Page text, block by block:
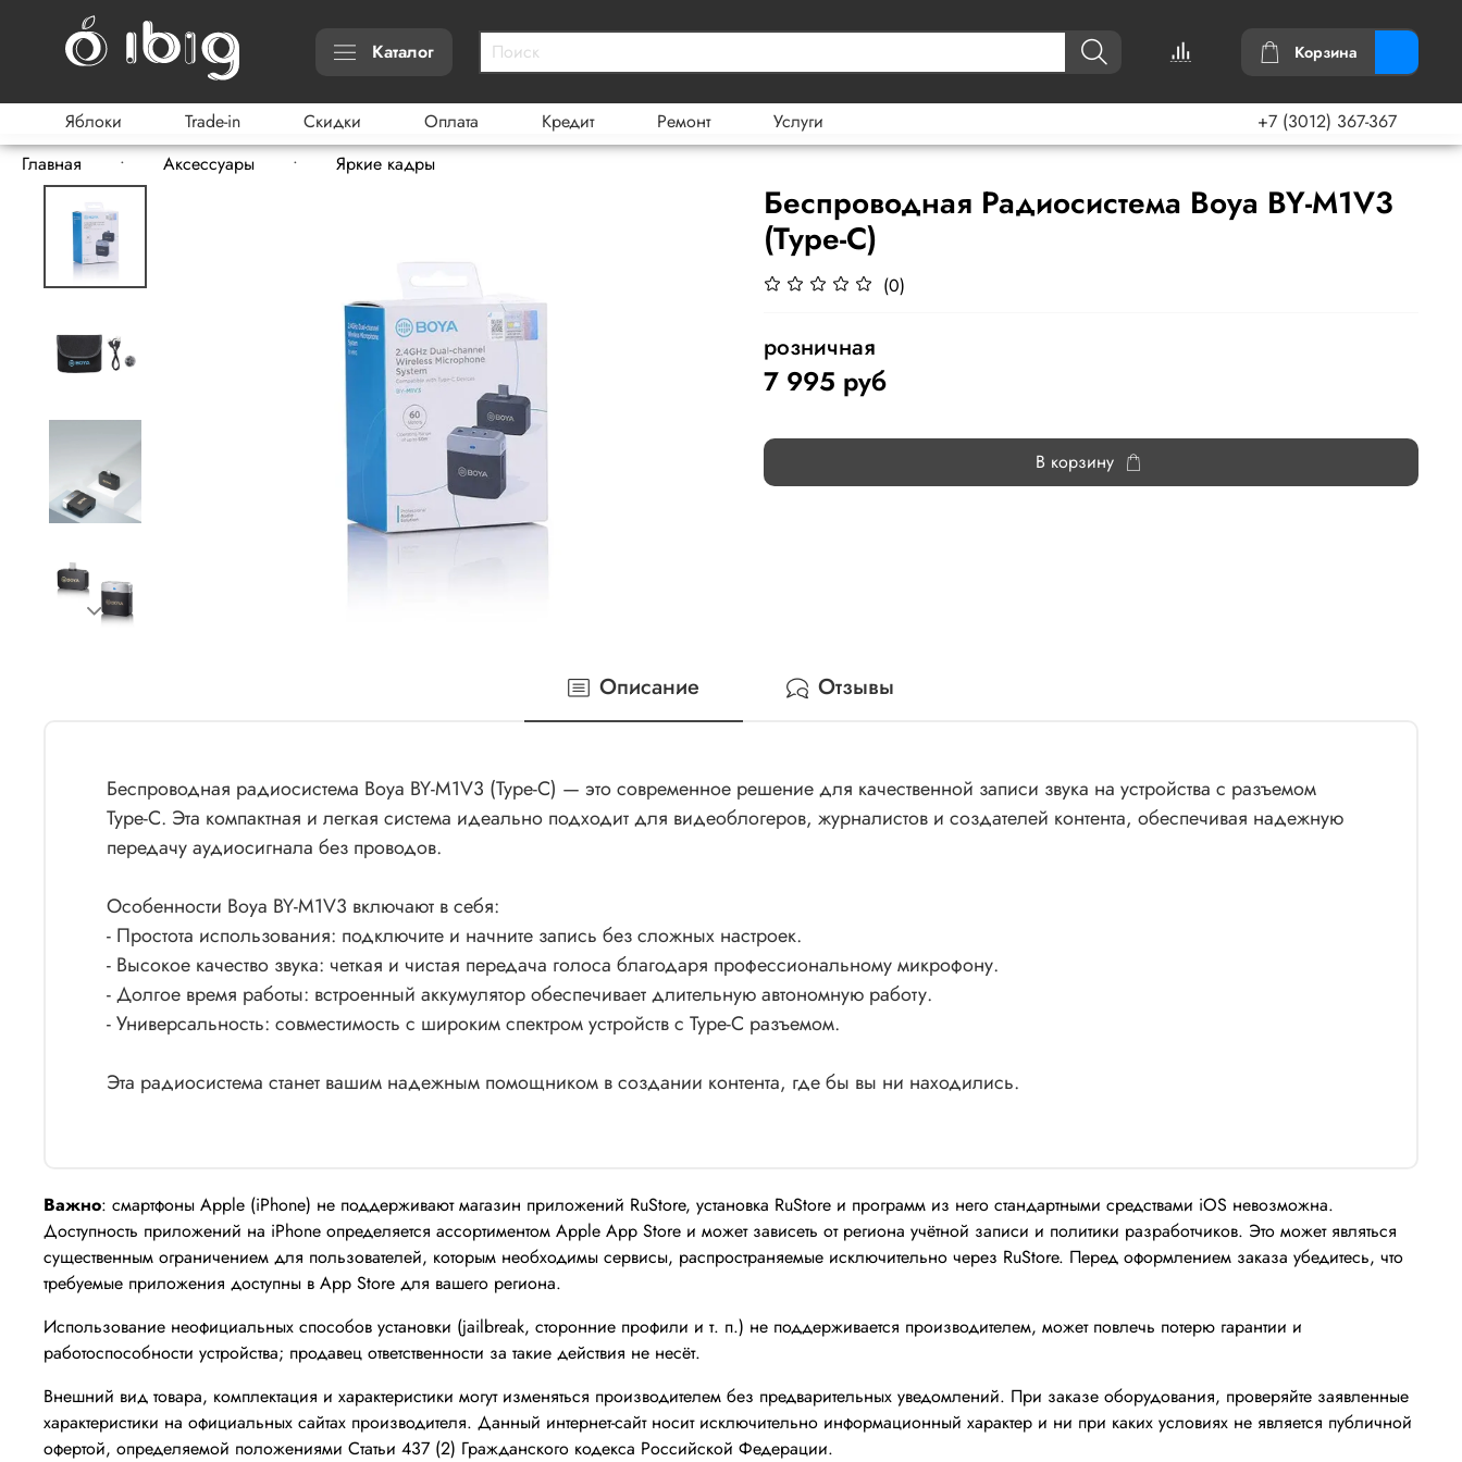
Каталог Корзина
Яблоки Trade-in Скидки Оплата Кредит Ремонт Услуги
+7 (3012) 367-367
Главная
Аксессуары Яркие кадры
Беспроводная Радиосистема Boya BY-M1V3
(Type-C)
(0)
розничная
7 995 руб
В корзину
Описание Отзывы
Беспроводная радиосистема Boya BY-M1V3 (Type-C) — это современное решение для качественной записи звука на устройства с разъемом
Type-C. Эта компактная и легкая система идеально подходит для видеоблогеров, журналистов и создателей контента, обеспечивая надежную
передачу аудиосигнала без проводов.
Особенности Boya BY-M1V3 включают в себя:
- Простота использования: подключите и начните запись без сложных настроек.
- Высокое качество звука: четкая и чистая передача голоса благодаря профессиональному микрофону.
- Долгое время работы: встроенный аккумулятор обеспечивает длительную автономную работу.
- Универсальность: совместимость с широким спектром устройств с Type-C разъемом.
Эта радиосистема станет вашим надежным помощником в создании контента, где бы вы ни находились.
Важно: смартфоны Apple (iPhone) не поддерживают магазин приложений RuStore, установка RuStore и программ из него стандартными средствами iOS невозможна.
Доступность приложений на iPhone определяется ассортиментом Apple App Store и может зависеть от региона учётной записи и политики разработчиков. Это может являться
существенным ограничением для пользователей, которым необходимы сервисы, распространяемые исключительно через RuStore. Перед оформлением заказа убедитесь, что
требуемые приложения доступны в App Store для вашего региона.
Использование неофициальных способов установки (jailbreak, сторонние профили и т. п.) не поддерживается производителем, может повлечь потерю гарантии и
работоспособности устройства; продавец ответственности за такие действия не несёт.
Внешний вид товара, комплектация и характеристики могут изменяться производителем без предварительных уведомлений. При заказе оборудования, проверяйте заявленные
характеристики на официальных сайтах производителя. Данный интернет-сайт носит исключительно информационный характер и ни при каких условиях не является публичной
офертой, определяемой положениями Статьи 437 (2) Гражданского кодекса Российской Федерации.